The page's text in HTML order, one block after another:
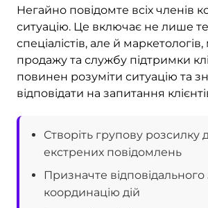
Негайно повідомте всіх членів
ситуацію. Це включає не лише
спеціалістів, але й
продажу та службу підтримки
повинен розуміти ситуацію та
відповідати на запитання
Створіть групову розсилку
екстрених повідомлень
Призначте відповідального
координацію дій